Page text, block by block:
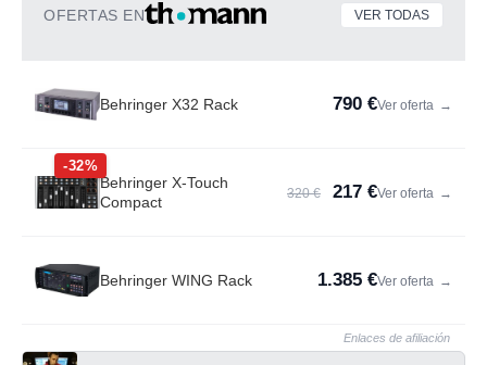
OFERTAS EN VER TODAS
Behringer X32 Rack 790 €Ver oferta →
-32%
Behringer X-Touch
Compact
320 € 217 €Ver oferta →
Behringer WING Rack 1.385 €Ver oferta →
Enlaces de afiliación